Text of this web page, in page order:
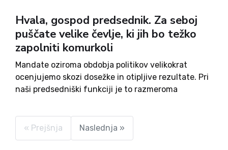
Hvala, gospod predsednik. Za seboj
puščate velike čevlje, ki jih bo težko
zapolniti komurkoli
Mandate oziroma obdobja politikov velikokrat
ocenjujemo skozi dosežke in otipljive rezultate. Pri
naši predsedniški funkciji je to razmeroma
Zato velja teza, da si funkcijo lahko posameznik
delno prilagodi na svoj značaj ter seveda tudi...
« Prejšnja Naslednja »